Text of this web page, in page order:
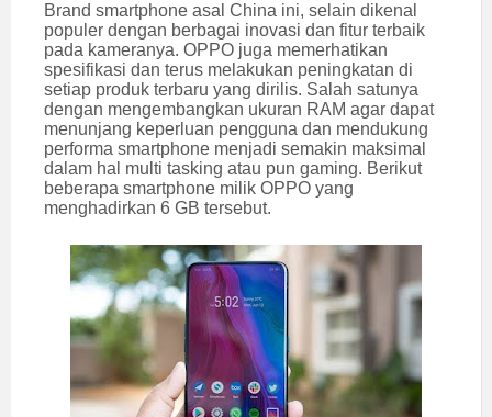
Brand smartphone asal China ini, selain dikenal
populer dengan berbagai inovasi dan fitur terbaik
pada kameranya. OPPO juga memerhatikan
spesifikasi dan terus melakukan peningkatan di
setiap produk terbaru yang dirilis. Salah satunya
dengan mengembangkan ukuran RAM agar dapat
menunjang keperluan pengguna dan mendukung
performa smartphone menjadi semakin maksimal
dalam hal multi tasking atau pun gaming. Berikut
beberapa smartphone milik OPPO yang
menghadirkan 6 GB tersebut.